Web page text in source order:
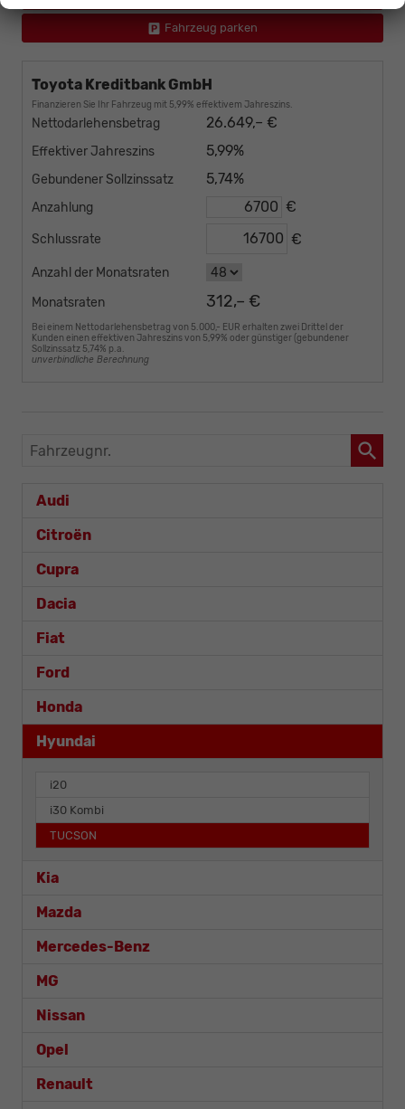
Fahrzeug parken
Toyota Kreditbank GmbH
Finanzieren Sie Ihr Fahrzeug mit 5,99% effektivem Jahreszins.
Nettodarlehensbetrag 26.649,– €
Effektiver Jahreszins 5,99%
Gebundener Sollzinssatz 5,74%
Anzahlung €
Schlussrate €
Anzahl der Monatsraten
Monatsraten
312,– €
Bei einem Nettodarlehensbetrag von 5.000,- EUR erhalten zwei Drittel der
Kunden einen effektiven Jahreszins von 5,99% oder günstiger (gebundener
Sollzinssatz 5,74% p.a.
unverbindliche Berechnung
Fahrzeugnr.
Audi
Citroën
Cupra
Dacia
Fiat
Ford
Honda
Hyundai
i20
i30 Kombi
TUCSON
Kia
Mazda
Mercedes-Benz
MG
Nissan
Opel
Renault